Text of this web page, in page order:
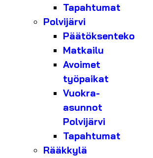
Tapahtumat
Polvijärvi
Päätöksenteko
Matkailu
Avoimet
työpaikat
Vuokra-
asunnot
Polvijärvi
Tapahtumat
Rääkkylä